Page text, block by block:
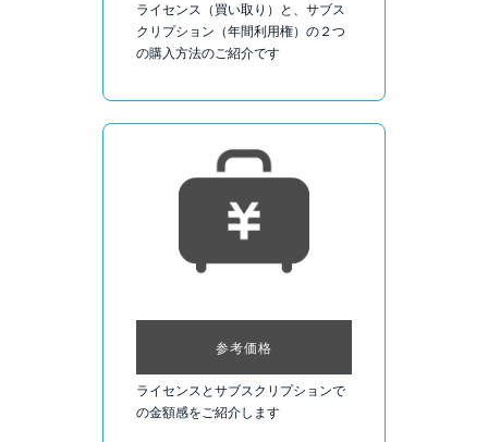
ライセンス（買い取り）と、サブス
クリプション（年間利用権）の２つ
の購入方法のご紹介です
参考価格
ライセンスとサブスクリプションで
の金額感をご紹介します